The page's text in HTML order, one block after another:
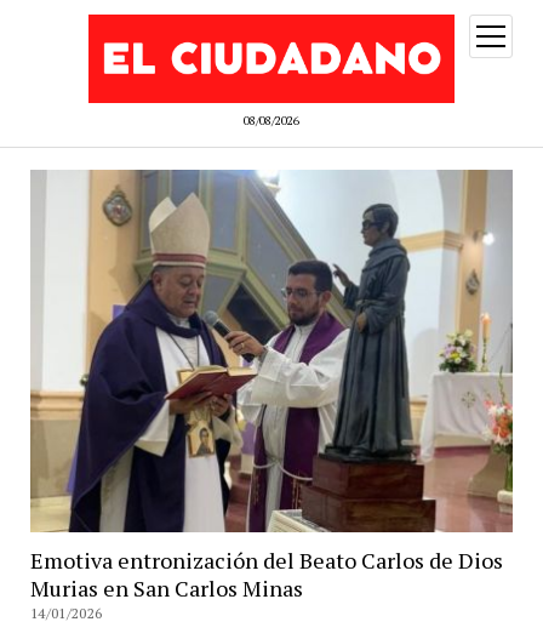
08/08/2026
abrir
menú
Emotiva entronización del Beato Carlos de Dios
Murias en San Carlos Minas
14/01/2026